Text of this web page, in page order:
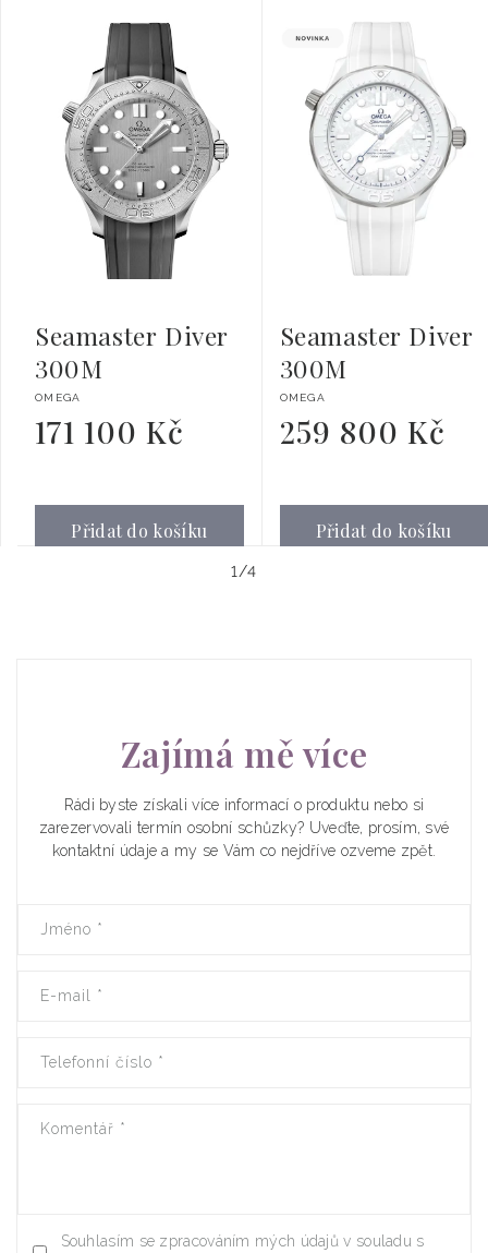
Seamaster Diver
300M
Dodavatel:
OMEGA
Běžná
cena
171 100 Kč
Přidat do košíku
Seamaster Diver
300M
Dodavatel:
OMEGA
Běžná
cena
259 800 Kč
Přidat do košíku
1 /z4
Zajímá mě více
Rádi byste získali více informací o produktu nebo si
zarezervovali termín osobní schůzky? Uveďte, prosím, své
kontaktní údaje a my se Vám co nejdříve ozveme zpět.
Jméno *
E-mail *
Telefonní číslo *
Komentář *
Souhlasím se zpracováním mých údajů v souladu s